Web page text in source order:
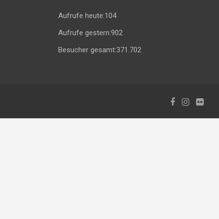
Aufrufe heute:104
Aufrufe gestern:902
Besucher gesamt:371.702